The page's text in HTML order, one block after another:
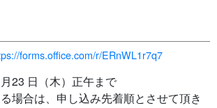
forms.office.com/r/ERnWL1r7q7
23 日（木）正午まで
場合は、申し込み先着順とさせて頂き